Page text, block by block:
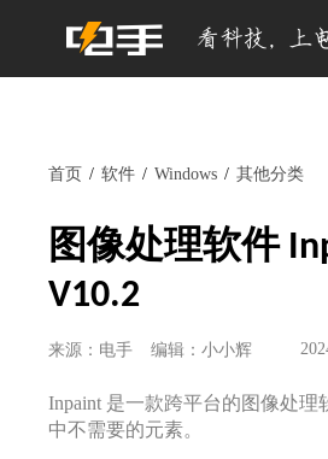
首页 软件 Windows 其他分类
图像处理软件
V10.2
来源：电手 编辑：小小辉
Inpaint 是一款跨平台的图像处理
中不需要的元素。